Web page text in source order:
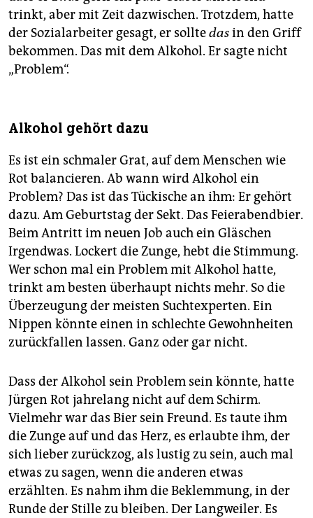
trinkt, aber mit Zeit dazwischen. Trotzdem, hatte
der Sozialarbeiter gesagt, er solltedasin den Griff
bekommen. Das mit dem Alkohol. Er sagte nicht
„Problem“.
Alkohol gehört dazu
Es ist ein schmaler Grat, auf dem Menschen wie
Rot balancieren. Ab wann wird Alkohol ein
Problem? Das ist das Tückische an ihm: Er gehört
dazu. Am Geburtstag der Sekt. Das Feierabendbier.
Beim Antritt im neuen Job auch ein Gläschen
Irgendwas. Lockert die Zunge, hebt die Stimmung.
Wer schon mal ein Problem mit Alkohol hatte,
trinkt am besten überhaupt nichts mehr. So die
Überzeugung der meisten Suchtexperten. Ein
Nippen könnte einen in schlechte Gewohnheiten
zurückfallen lassen. Ganz oder gar nicht.
Dass der Alkohol sein Problem sein könnte, hatte
Jürgen Rot jahrelang nicht auf dem Schirm.
Vielmehr war das Bier sein Freund. Es taute ihm
die Zunge auf und das Herz, es erlaubte ihm, der
sich lieber zurückzog, als lustig zu sein, auch mal
etwas zu sagen, wenn die anderen etwas
erzählten. Es nahm ihm die Beklemmung, in der
Runde der Stille zu bleiben. Der Langweiler. Es